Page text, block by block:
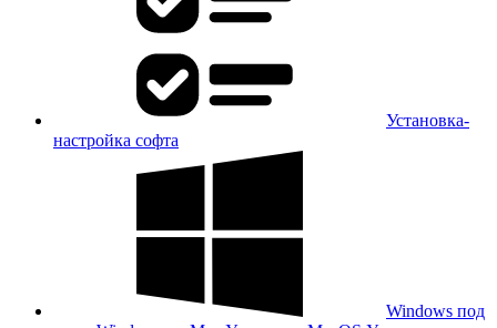
Установка-
настройка софта
Windows под